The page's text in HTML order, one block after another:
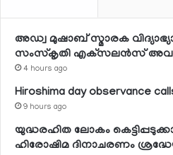
അഡ്വ മുഷാബ് സ്മാരക
സംസ്‌കൃതി എക്‌സലന്‍സ്
4 hours ago
Hiroshima day observance
9 hours ago
യുദ്ധരഹിത ലോകം
ഹിരോഷിമ ദിനാചരണം